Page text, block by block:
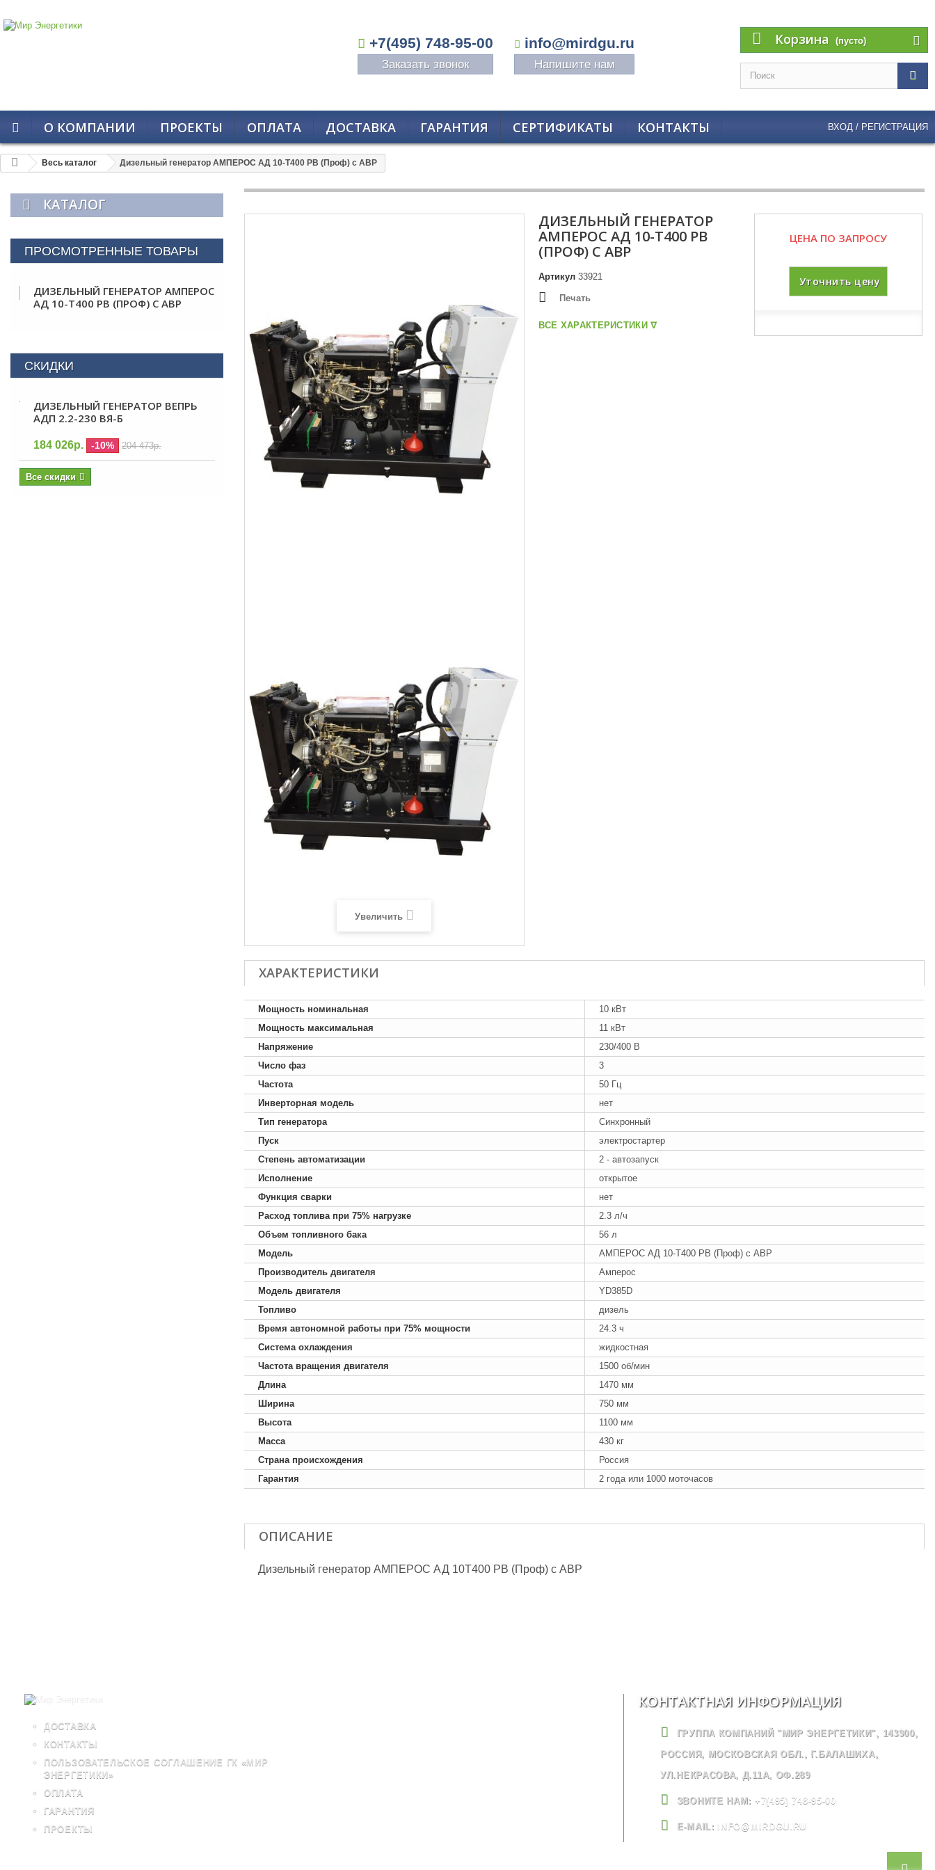
+7(495) 748-95-00 info@mirdgu.ru
Заказать звонок Напишите нам
Корзина (пусто)
О КОМПАНИИ ПРОЕКТЫ ОПЛАТА ДОСТАВКА ГАРАНТИЯ СЕРТИФИКАТЫ КОНТАКТЫ ВХОД / РЕГИСТРАЦИЯ
Весь каталог Дизельный генератор АМПЕРОС АД 10-Т400 PB (Проф) с АВР
КАТАЛОГ
ПРОСМОТРЕННЫЕ ТОВАРЫ
ДИЗЕЛЬНЫЙ ГЕНЕРАТОР АМПЕРОС
АД 10-Т400 PB (ПРОФ) С АВР
СКИДКИ
ДИЗЕЛЬНЫЙ ГЕНЕРАТОР ВЕПРЬ
АДП 2.2-230 ВЯ-Б
184 026р. -10% 204 473р.
Все скидки
Увеличить
ДИЗЕЛЬНЫЙ ГЕНЕРАТОР
АМПЕРОС АД 10-Т400 PB
(ПРОФ) С АВР
Артикул 33921
Печать
ВСЕ ХАРАКТЕРИСТИКИ ᐁ
ЦЕНА ПО ЗАПРОСУ
Уточнить цену
ХАРАКТЕРИСТИКИ
Мощность номинальная
10 кВт
Мощность максимальная
11 кВт
Напряжение
230/400 В
Число фаз
3
Частота
50 Гц
Инверторная модель
нет
Тип генератора
Синхронный
Пуск
электростартер
Степень автоматизации
2 - автозапуск
Исполнение
открытое
Функция сварки
нет
Расход топлива при 75% нагрузке
2.3 л/ч
Объем топливного бака
56 л
Модель
АМПЕРОС АД 10-Т400 PB (Проф) с АВР
Производитель двигателя
Амперос
Модель двигателя
YD385D
Топливо
дизель
Время автономной работы при 75% мощности
24.3 ч
Система охлаждения
жидкостная
Частота вращения двигателя
1500 об/мин
Длина
1470 мм
Ширина
750 мм
Высота
1100 мм
Масса
430 кг
Страна происхождения
Россия
Гарантия
2 года или 1000 моточасов
ОПИСАНИЕ
Дизельный генератор АМПЕРОС АД 10Т400 PB (Проф) с АВР
ДОСТАВКА
КОНТАКТЫ
ПОЛЬЗОВАТЕЛЬСКОЕ СОГЛАШЕНИЕ ГК «МИР
ЭНЕРГЕТИКИ»
ОПЛАТА
ГАРАНТИЯ
ПРОЕКТЫ
КОНТАКТНАЯ ИНФОРМАЦИЯ
ГРУППА КОМПАНИЙ "МИР ЭНЕРГЕТИКИ", 143900,
РОССИЯ, МОСКОВСКАЯ ОБЛ., Г.БАЛАШИХА,
УЛ.НЕКРАСОВА, Д.11А, ОФ.289
ЗВОНИТЕ НАМ: +7(495) 748-95-00
E-MAIL: INFO@MIRDGU.RU